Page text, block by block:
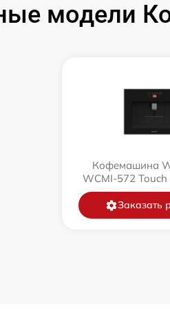
модели
Кофемашина
WCMI-572 Touch
Заказать